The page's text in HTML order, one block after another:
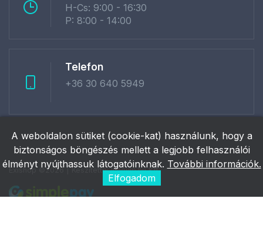
H-Cs: 9:00 - 16:30
P: 8:00 - 14:00
Telefon
+36 30 640 5949
Exishop ©2026 | Készítette:Innovip.hu Kft.
A weboldalon sütiket (cookie-kat) használunk, hogy a
biztonságos böngészés mellett a legjobb felhasználói
élményt nyújthassuk látogatóinknak. További információk.
Elfogadom